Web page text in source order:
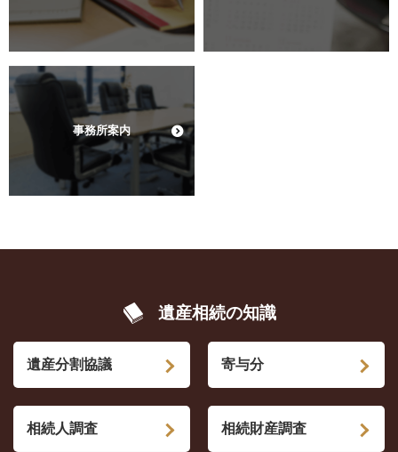
事務所案内
遺産相続の知識
遺産分割協議 寄与分
相続人調査 相続財産調査